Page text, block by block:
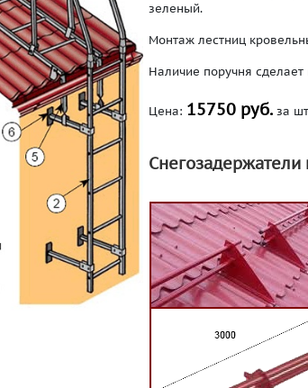
зеленый.
Монтаж лестниц
Наличие поручня
Цена: 15750 руб. за